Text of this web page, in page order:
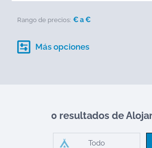
Rango de precios: € a€
Más opciones
0 resultados de
Todo